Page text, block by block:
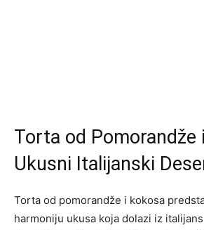
Torta od Pomorandže
Ukusni Italijanski
Torta od pomorandže i kokosa
harmoniju ukusa koja dolazi iz